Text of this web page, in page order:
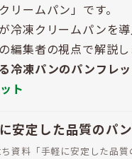
リームパン」です。
冷凍クリームパンを
集者の視点で解説し
冷凍パンのパンフレ
ト
安定した品質のパ
資料「手軽に安定した品